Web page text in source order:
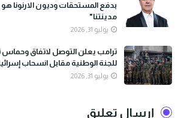
بدفع المستحقات وديون الارنونا
مدينتنا"
يوليو 31, 2026
ترامب يعلن التوصل لاتفاق وحماس
للجنة الوطنية مقابل انسحاب
يوليو 31, 2026
إرسال تعليق